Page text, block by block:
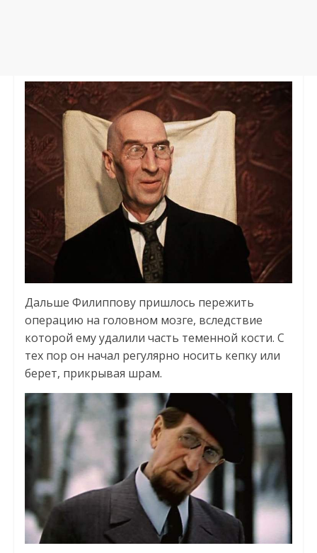
Дальше Филиппову пришлось пережить
операцию на головном мозге, вследствие
которой ему удалили часть теменной кости. С
тех пор он начал регулярно носить кепку или
берет, прикрывая шрам.